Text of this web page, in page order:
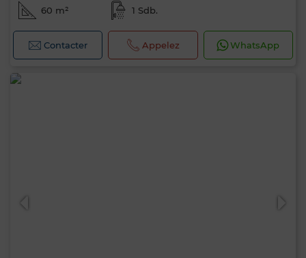
60 m² 1 Sdb.
Contacter Appelez WhatsApp